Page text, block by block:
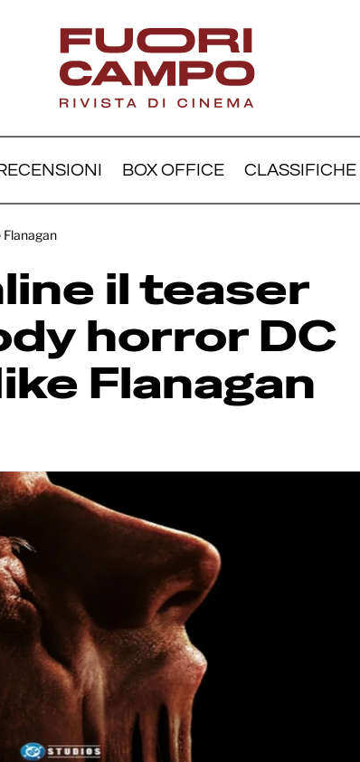
BOX OFFICE CLASSIFICHE
online il teaser
Flanagan
il teaser
horror DC
Flanagan